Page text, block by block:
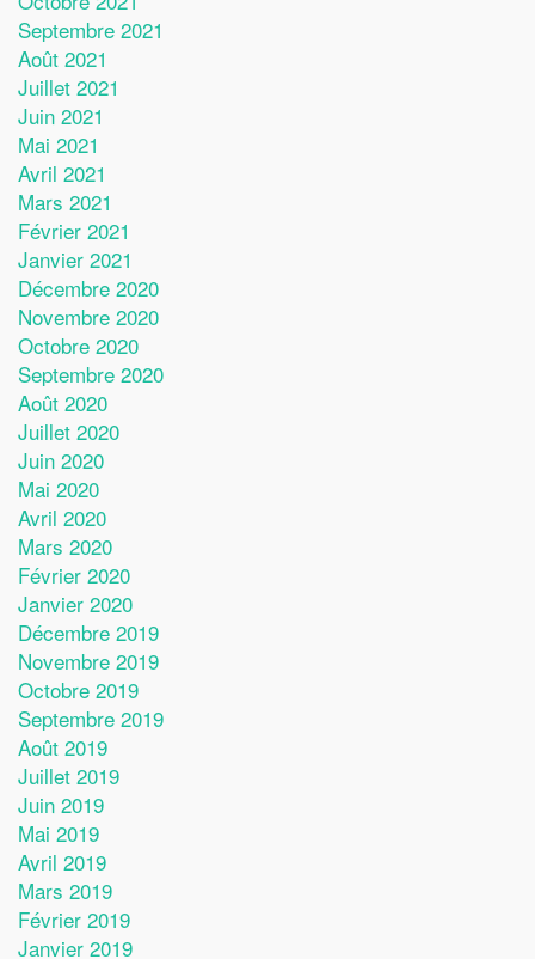
Septembre 2021
Août 2021
Juillet 2021
Juin 2021
Mai 2021
Avril 2021
Mars 2021
Février 2021
Janvier 2021
Décembre 2020
Novembre 2020
Octobre 2020
Septembre 2020
Août 2020
Juillet 2020
Juin 2020
Mai 2020
Avril 2020
Mars 2020
Février 2020
Janvier 2020
Décembre 2019
Novembre 2019
Octobre 2019
Septembre 2019
Août 2019
Juillet 2019
Juin 2019
Mai 2019
Avril 2019
Mars 2019
Février 2019
Janvier 2019